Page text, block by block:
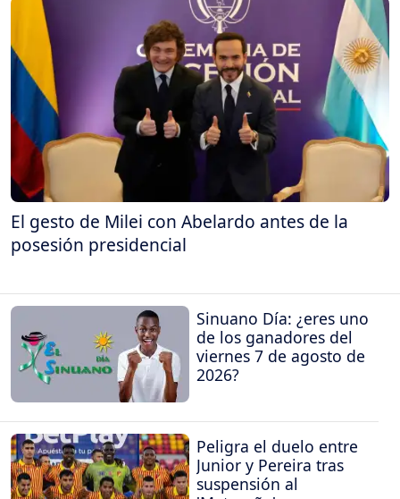
El gesto de Milei con Abelardo antes de la
posesión presidencial
Sinuano Día: ¿eres uno
de los ganadores del
viernes 7 de agosto de
2026?
Peligra el duelo entre
Junior y Pereira tras
suspensión al